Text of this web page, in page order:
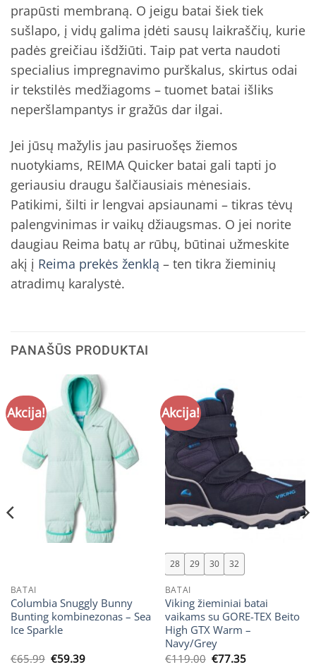
prapūsti membraną. O jeigu batai šiek tiek
sušlapo, į vidų galima įdėti sausų laikraščių, kurie
padės greičiau išdžiūti. Taip pat verta naudoti
specialius impregnavimo purškalus, skirtus odai
ir tekstilės medžiagoms – tuomet batai išliks
neperšlampantys ir gražūs dar ilgai.
Jei jūsų mažylis jau pasiruošęs žiemos
nuotykiams, REIMA Quicker batai gali tapti jo
geriausiu draugu šalčiausiais mėnesiais.
Patikimi, šilti ir lengvai apsiaunami – tikras tėvų
palengvinimas ir vaikų džiaugsmas. O jei norite
daugiau Reima batų ar rūbų, būtinai užmeskite
akį į Reima prekės ženklą – ten tikra žieminių
atradimų karalystė.
PANAŠŪS PRODUKTAI
Akcija!
BATAI
Columbia Snuggly Bunny
Bunting kombinezonas – Sea
Ice Sparkle
€65.99 Original
€59.39Current
Akcija!
28 29 30 32
BATAI
Viking žieminiai batai
vaikams su GORE-TEX Beito
High GTX Warm –
Navy/Grey
€119.00 Original
€77.35Current